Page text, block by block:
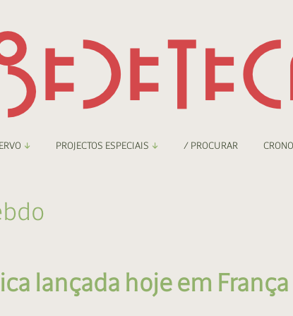
Comicarte
Digital
PROJECTOS ESPECIAIS / PROCURAR
lançada hoje em França